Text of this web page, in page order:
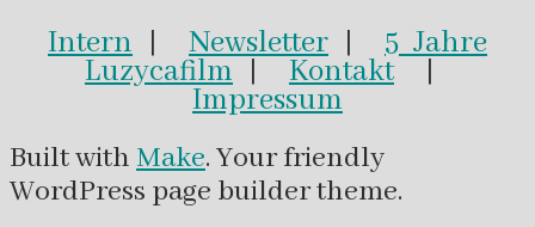
Intern Newsletter 5 Jahre
Luzycafilm Kontakt|
Impressum
Built with Make. Your friendly
WordPress page builder theme.